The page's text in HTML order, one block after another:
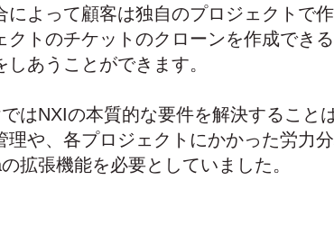
によって顧客は独自のプロジェクトで
クトのチケットのクローンを作成でき
あうことができます。
はNXIの本質的な要件を解決すること
理や、各プロジェクトにかかった労力
拡張機能を必要としていました。